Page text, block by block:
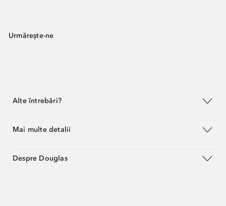
Urmărește-ne
Alte întrebări?
Mai multe detalii
Despre Douglas